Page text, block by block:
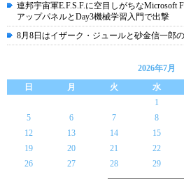
連邦宇宙軍E.F.S.F.に空目しがちなMicrosoft
アップパネルとDay3機械学習入門で出撃
8月8日はイザーク・ジュールと砂金信一郎
2026年7月
日
月 火 水
1
5
6 7 8
12
13 14 15
19
20 21 22
26
27 28 29